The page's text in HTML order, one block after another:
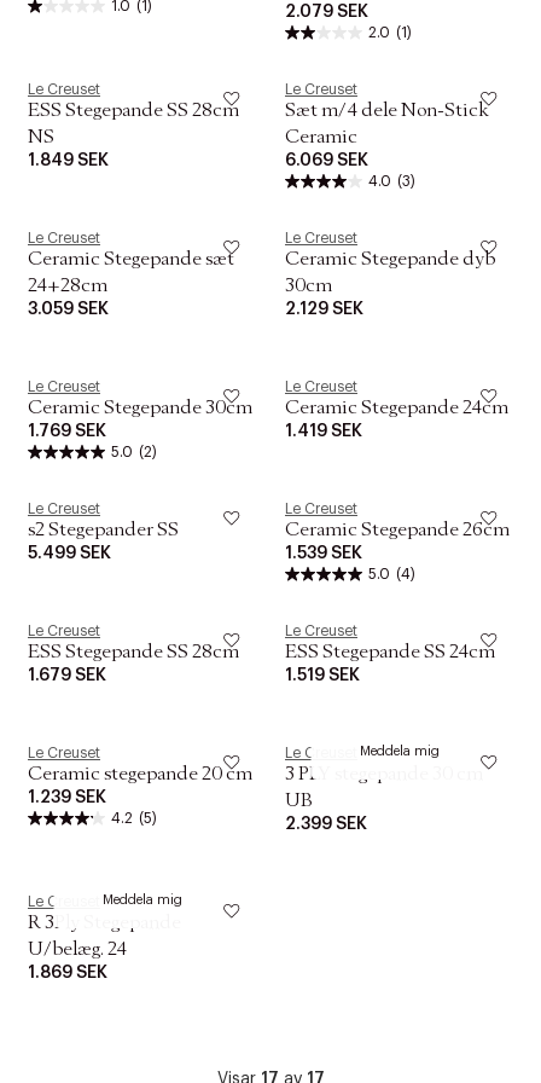
1.0 (1) 2.079 SEK
2.0 (1)
Le Creuset
ESS Stegepande SS 28cm
NS
1.849 SEK
Le Creuset
Sæt m/4 dele Non-Stick
Ceramic
6.069 SEK
4.0 (3)
Le Creuset
Ceramic Stegepande sæt
24+28cm
3.059 SEK
Le Creuset
Ceramic Stegepande dyb
30cm
2.129 SEK
Le Creuset
Ceramic Stegepande 30cm
1.769 SEK
5.0 (2)
Le Creuset
Ceramic Stegepande 24cm
1.419 SEK
Le Creuset
s2 Stegepander SS
5.499 SEK
Le Creuset
Ceramic Stegepande 26cm
1.539 SEK
5.0 (4)
Le Creuset
ESS Stegepande SS 28cm
1.679 SEK
Le Creuset
ESS Stegepande SS 24cm
1.519 SEK
Le Creuset
Ceramic stegepande 20 cm
1.239 SEK
4.2 (5)
Meddela mig
Le Creuset
3 PLY stegepande 30 cm
UB
2.399 SEK
Meddela mig
Le Creuset
R 3Ply Stegepande
U/belæg. 24
1.869 SEK
Visar 17 av 17